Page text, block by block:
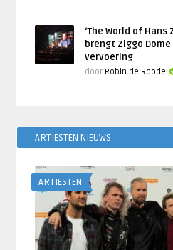
‘The World of Hans
brengt Ziggo Dome
vervoering
door Robin de Roode
ARTIESTEN NIEUWS
ARTIESTEN